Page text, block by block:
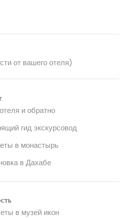
от вашего отеля)
и обратно
гид экскурсовод
в монастырь
в Дахабе
в музей икон